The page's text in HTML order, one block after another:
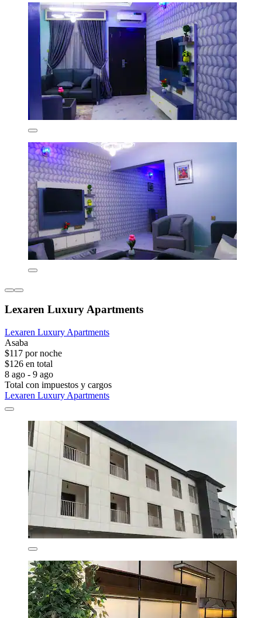
Lexaren Luxury Apartments
Lexaren Luxury Apartments
Asaba
$117 por noche
$126 en total
8 ago - 9 ago
Total con impuestos y cargos
Lexaren Luxury Apartments